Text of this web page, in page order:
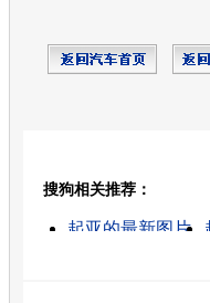
搜狗相关推荐：
起亚的最新图片